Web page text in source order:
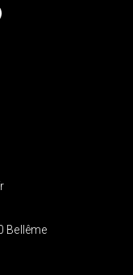
Bellême